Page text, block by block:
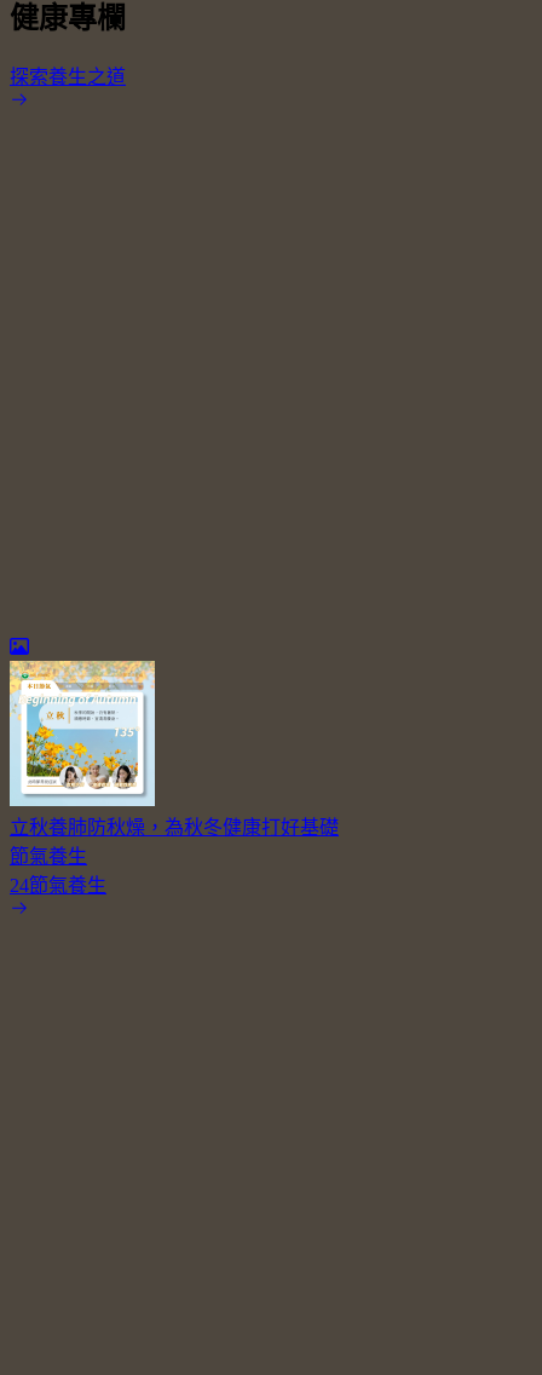
健康專欄
探索養生之道
立秋養肺防秋燥，為秋冬健康打好基礎
節氣養生
24節氣養生